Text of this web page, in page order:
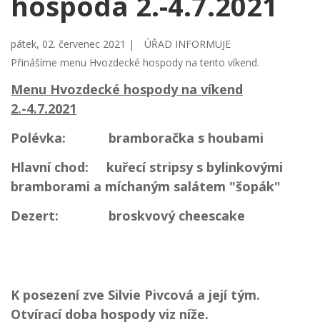
pátek, 02. červenec 2021 |
ÚŘAD INFORMUJE
Přinášíme menu Hvozdecké hospody na tento víkend.
Menu Hvozdecké hospody na víkend
2.-4.7.2021
Polévka: bramboračka s houbami
Hlavní chod: kuřecí stripsy s bylinkovými
bramborami a míchaným salátem "šopák"
Dezert: broskvový cheescake
K posezení zve Silvie Pivcová a její tým.
Otvírací doba hospody viz níže.